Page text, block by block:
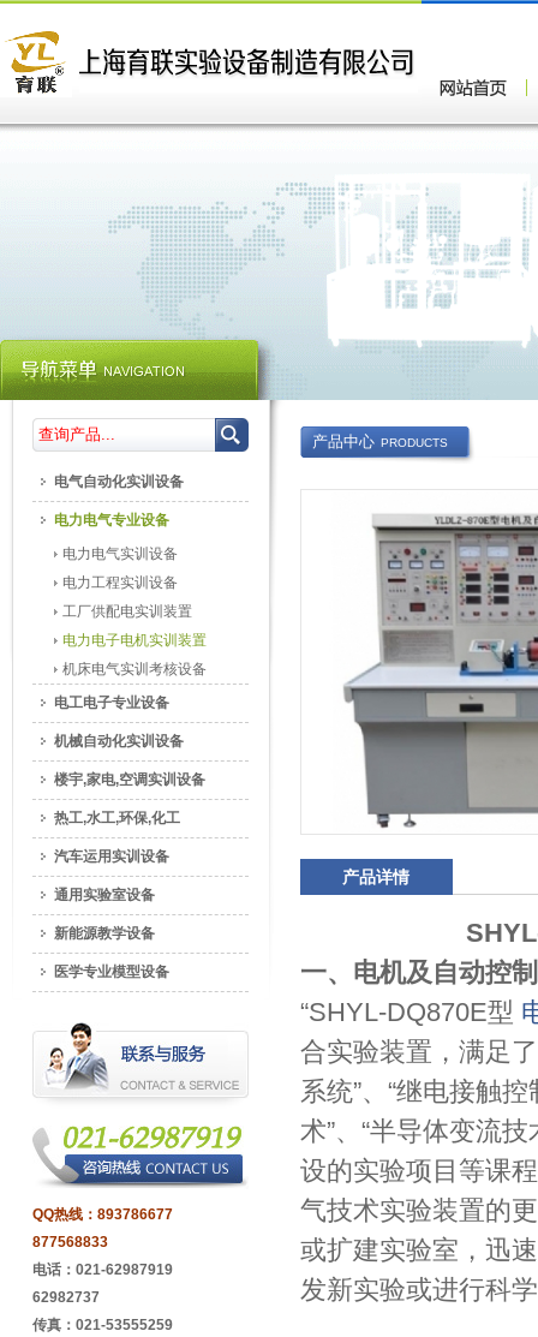
产品中心 PRODUCTS
产品详情
一、电机及自动控
“SHYL-DQ870E型
合实验装置，满足
系统”、“继电接触
术”、“半导体变流
设的实验项目等课
气技术实验装置的
或扩建实验室，迅
发新实验或进行科
电气自动化实训设备
电力电气专业设备
电力电气实训设备
电力工程实训设备
工厂供配电实训装置
电力电子电机实训装置
机床电气实训考核设备
电工电子专业设备
机械自动化实训设备
楼宇,家电,空调实训设备
热工,水工,环保,化工
汽车运用实训设备
通用实验室设备
新能源教学设备
医学专业模型设备
QQ热线： 893786677
877568833
电话：021-62987919
62982737
传真：021-53555259